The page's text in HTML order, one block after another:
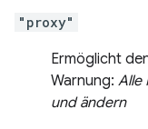
"proxy"
Ermöglicht
Warnung: Alle
und ändern